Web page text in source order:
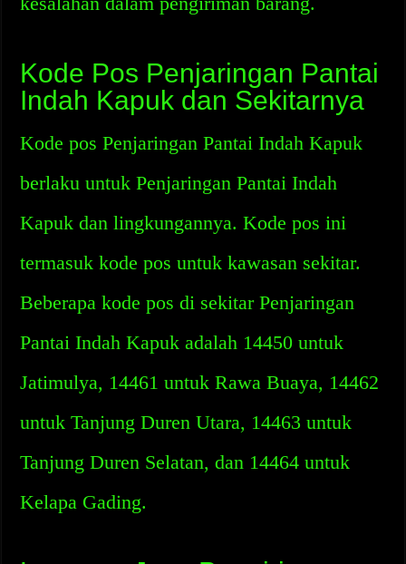
Kode Pos Penjaringan Pantai
Indah Kapuk dan Sekitarnya
Kode pos Penjaringan Pantai Indah Kapuk
berlaku untuk Penjaringan Pantai Indah
Kapuk dan lingkungannya. Kode pos ini
termasuk kode pos untuk kawasan sekitar.
Beberapa kode pos di sekitar Penjaringan
Pantai Indah Kapuk adalah 14450 untuk
Jatimulya, 14461 untuk Rawa Buaya, 14462
untuk Tanjung Duren Utara, 14463 untuk
Tanjung Duren Selatan, dan 14464 untuk
Kelapa Gading.